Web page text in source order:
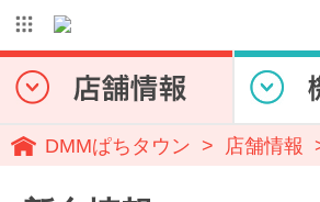
DMMぱちタウン 店舗情報